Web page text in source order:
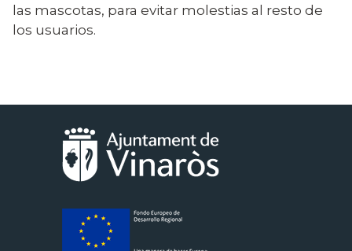
las mascotas, para evitar molestias al resto de
los usuarios.